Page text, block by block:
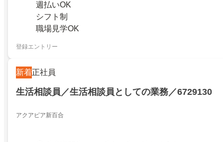
週払いOK
シフト制
職場見学OK
登録エントリー
新着正社員
生活相談員／生活相談員としての業務／6729130
アクアピア新百合